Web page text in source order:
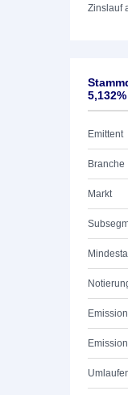
Zinslauf
Emittent
Branche
Markt